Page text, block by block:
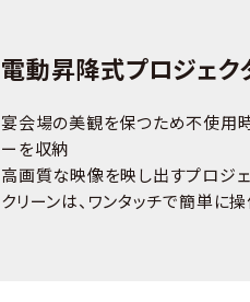
電動昇降式プロジェク
宴会場の美観を保つため不使用
ーを収納
高画質な映像を映し出すプロジ
クリーンは、ワンタッチで簡単に